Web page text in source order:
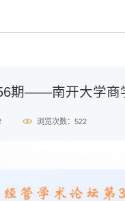
期——南开大学商
浏览次数： 522